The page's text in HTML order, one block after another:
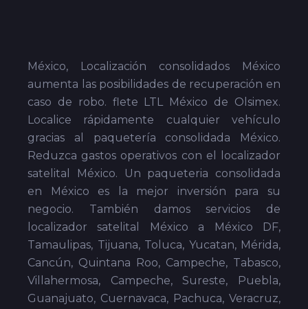
México, Localización consolidados México
aumenta las posibilidades de recuperación en
caso de robo. flete LTL México de Olsimex.
Localice rápidamente cualquier vehículo
gracias al paquetería consolidada México.
Reduzca gastos operativos con el localizador
satelital México. Un paqueteria consolidada
en México es la mejor inversión para su
negocio. También damos servicios de
localizador satelital México a México DF,
Tamaulipas, Tijuana, Toluca, Yucatan, Mérida,
Cancún, Quintana Roo, Campeche, Tabasco,
Villahermosa, Campeche, Sureste, Puebla,
Guanajuato, Cuernavaca, Pachuca, Veracruz,